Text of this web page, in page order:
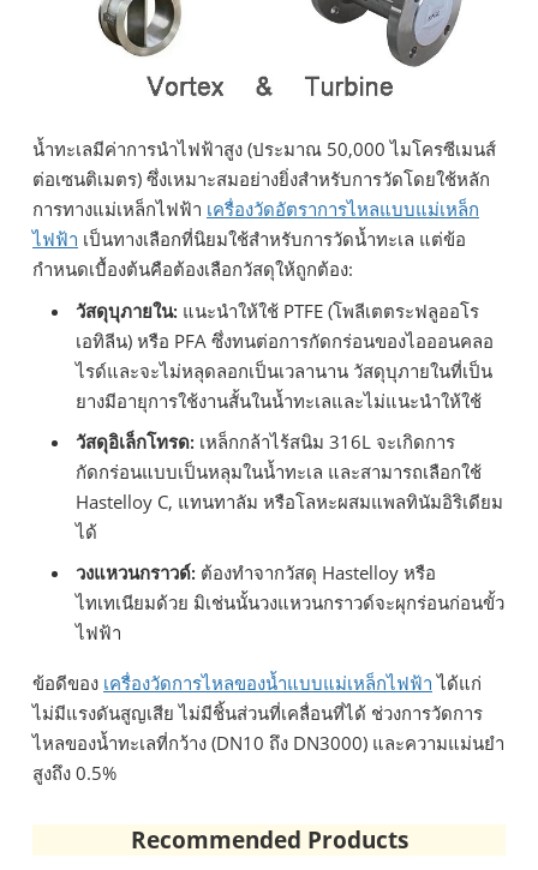
น้ำทะเลมีค่าการนำไฟฟ้าสูง (ประมาณ 50,000 ไมโครซีเมนส์
ต่อเซนติเมตร) ซึ่งเหมาะสมอย่างยิ่งสำหรับการวัดโดยใช้หลัก
การทางแม่เหล็กไฟฟ้า เครื่องวัดอัตราการไหลแบบแม่เหล็ก
ไฟฟ้า เป็นทางเลือกที่นิยมใช้สำหรับการวัดน้ำทะเล แต่ข้อ
กำหนดเบื้องต้นคือต้องเลือกวัสดุให้ถูกต้อง:
วัสดุบุภายใน: แนะนำให้ใช้ PTFE (โพลีเตตระฟลูออโร
เอทิลีน) หรือ PFA ซึ่งทนต่อการกัดกร่อนของไอออนคลอ
ไรด์และจะไม่หลุดลอกเป็นเวลานาน วัสดุบุภายในที่เป็น
ยางมีอายุการใช้งานสั้นในน้ำทะเลและไม่แนะนำให้ใช้
วัสดุอิเล็กโทรด: เหล็กกล้าไร้สนิม 316L จะเกิดการ
กัดกร่อนแบบเป็นหลุมในน้ำทะเล และสามารถเลือกใช้
Hastelloy C, แทนทาลัม หรือโลหะผสมแพลทินัมอิริเดียม
ได้
วงแหวนกราวด์: ต้องทำจากวัสดุ Hastelloy หรือ
ไทเทเนียมด้วย มิเช่นนั้นวงแหวนกราวด์จะผุกร่อนก่อนขั้ว
ไฟฟ้า
ข้อดีของ เครื่องวัดการไหลของน้ำแบบแม่เหล็กไฟฟ้า ได้แก่
ไม่มีแรงดันสูญเสีย ไม่มีชิ้นส่วนที่เคลื่อนที่ได้ ช่วงการวัดการ
ไหลของน้ำทะเลที่กว้าง (DN10 ถึง DN3000) และความแม่นยำ
สูงถึง 0.5%
Recommended Products